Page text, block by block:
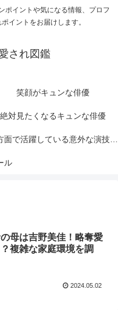
ポイントや気になる情報、プロフ
イントをお届けします。
され図鑑
笑顔がキュンな俳優
絶対見たくなるキュンな俳優
面で活躍している意外な演技力
ル
母は吉野美佳！略奪愛
複雑な家庭環境を調
2024.05.02